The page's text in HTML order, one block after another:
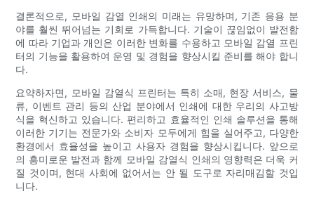
결론적으로, 모바일 감열 인쇄의 미래는 유망하며, 기존 응용 분
야를 훨씬 뛰어넘는 기회로 가득합니다. 기술이 끊임없이 발전함
에 따라 기업과 개인은 이러한 변화를 수용하고 모바일 감열 프린
터의 기능을 활용하여 운영 및 경험을 향상시킬 준비를 해야 합니
다.
요약하자면, 모바일 감열식 프린터는 특히 소매, 현장 서비스, 물
류, 이벤트 관리 등의 산업 분야에서 인쇄에 대한 우리의 사고방
식을 혁신하고 있습니다. 편리하고 효율적인 인쇄 솔루션을 통해
이러한 기기는 전문가와 소비자 모두에게 힘을 실어주고, 다양한
환경에서 효율성을 높이고 사용자 경험을 향상시킵니다. 앞으로
의 흥미로운 발전과 함께 모바일 감열식 인쇄의 영향력은 더욱 커
질 것이며, 현대 사회에 없어서는 안 될 도구로 자리매김할 것입
니다.